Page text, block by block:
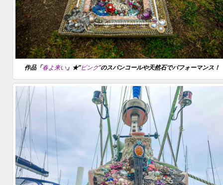
作品「春よ来い」★”ピンク”のスパンコールや天然石でパフォーマンス！